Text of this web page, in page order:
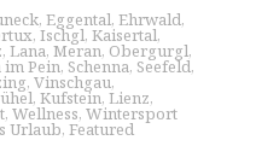
, Eggental, Ehrwald,
, Ischgl, Kaisertal,
, Lana, Meran, Obergurgl,
im Pein, Schenna, Seefeld,
, Vinschgau,
, Kufstein, Lienz,
, Wellness, Wintersport
Urlaub, Featured